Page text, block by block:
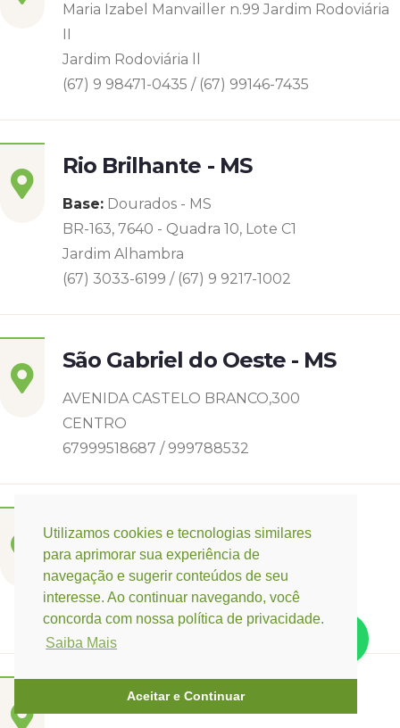
Utilizamos cookies e tecnologias similares
para aprimorar sua experiência de
navegação e sugerir conteúdos de seu
interesse. Ao continuar navegando, você
concorda com nossa política de privacidade.
Saiba Mais
Aceitar e Continuar
Maria Izabel Manvailler n.99 Jardim Rodoviária
II
Jardim Rodoviária ll
(67) 9 98471-0435 / (67) 99146-7435
Rio Brilhante - MS
Base: Dourados - MS
BR-163, 7640 - Quadra 10, Lote C1
Jardim Alhambra
(67) 3033-6199 / (67) 9 9217-1002
São Gabriel do Oeste - MS
AVENIDA CASTELO BRANCO,300
CENTRO
67999518687 / 999788532
Sidrolândia - MS
RUA DIOGO CUNHA
CASCATINHA I
6799142-8006
Três Lagoas - MS